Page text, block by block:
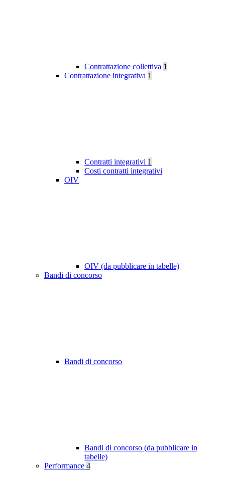
Contrattazione collettiva 1
Contrattazione integrativa 1
Contratti integrativi 1
Costi contratti integrativi
OIV
OIV (da pubblicare in tabelle)
Bandi di concorso
Bandi di concorso
Bandi di concorso (da pubblicare in
tabelle)
Performance 4